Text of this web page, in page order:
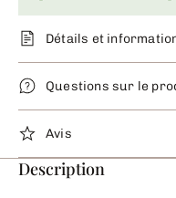
Détails et
Questions sur le
Avis
Description